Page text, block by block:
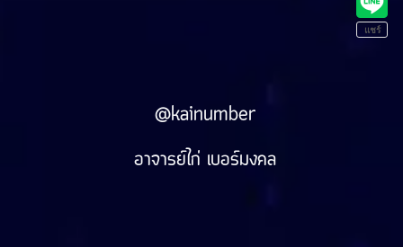
@kainumber
อาจารย์ไก่ เบอร์มงคล